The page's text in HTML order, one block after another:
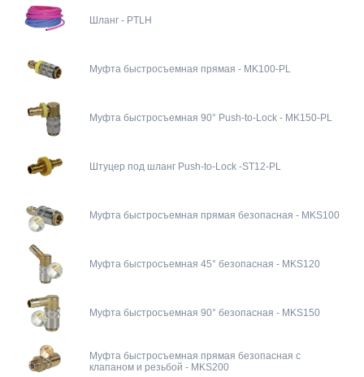
Шланг - PTLH
Муфта быстросъемная прямая - MK100-PL
Муфта быстросъемная 90° Push-to-Lock - MK150-PL
Штуцер под шланг Push-to-Lock -ST12-PL
Муфта быстросъемная прямая безопасная - MKS100
Муфта быстросъемная 45° безопасная - MKS120
Муфта быстросъемная 90° безопасная - MKS150
Муфта быстросъемная прямая безопасная с
клапаном и резьбой - MKS200